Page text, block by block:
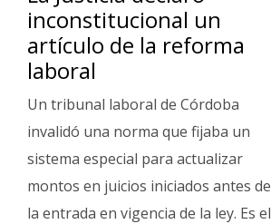
inconstitucional un
artículo de la reforma
laboral
Un tribunal laboral de Córdoba
invalidó una norma que fijaba un
sistema especial para actualizar
montos en juicios iniciados antes de
la entrada en vigencia de la ley. Es el